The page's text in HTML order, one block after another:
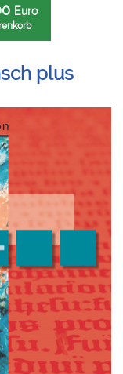
Euro
plus